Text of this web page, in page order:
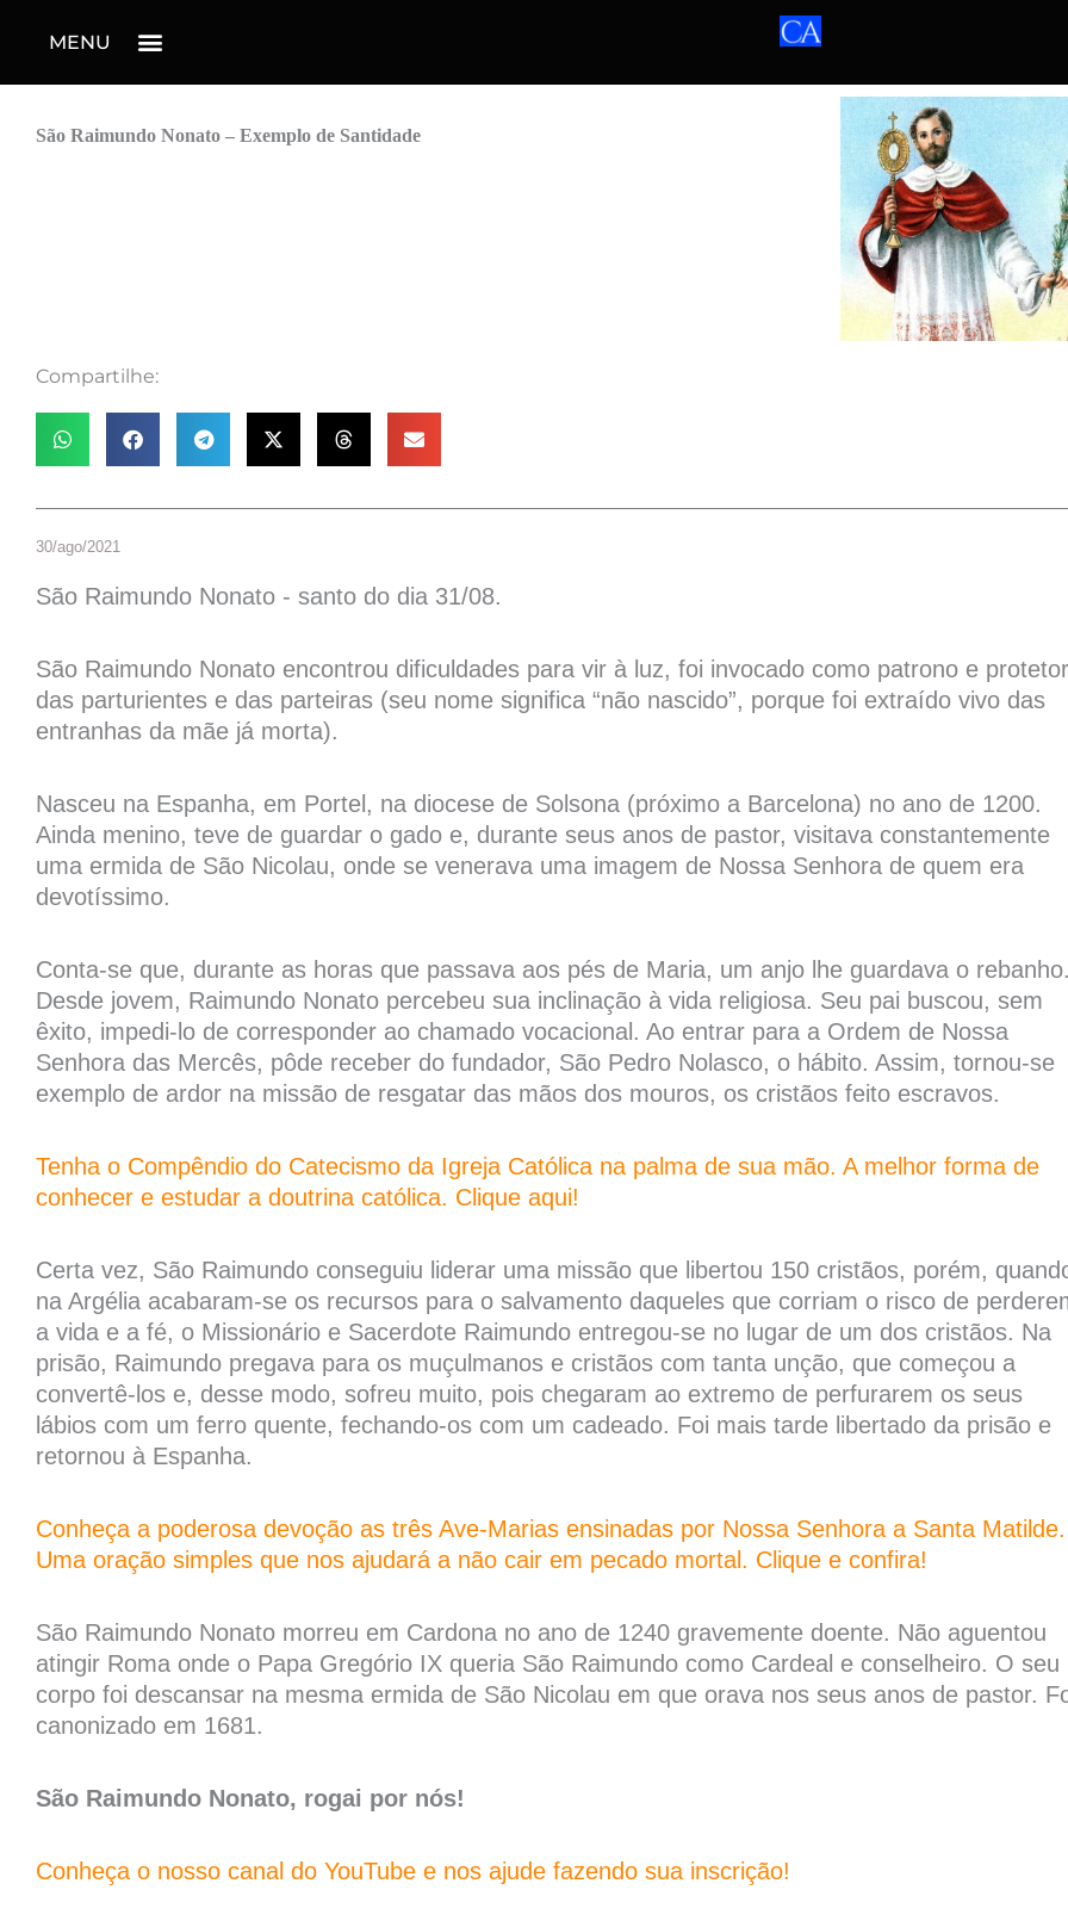
MENU
São Raimundo Nonato – Exemplo de Santidade
Compartilhe:
30/ago/2021
São Raimundo Nonato - santo do dia 31/08.
São Raimundo Nonato encontrou dificuldades para vir à luz, foi invocado como patrono e protetor
das parturientes e das parteiras (seu nome significa “não nascido”, porque foi extraído vivo das
entranhas da mãe já morta).
Nasceu na Espanha, em Portel, na diocese de Solsona (próximo a Barcelona) no ano de 1200.
Ainda menino, teve de guardar o gado e, durante seus anos de pastor, visitava constantemente
uma ermida de São Nicolau, onde se venerava uma imagem de Nossa Senhora de quem era
devotíssimo.
Conta-se que, durante as horas que passava aos pés de Maria, um anjo lhe guardava o
Desde jovem, Raimundo Nonato percebeu sua inclinação à vida religiosa. Seu pai buscou, sem
êxito, impedi-lo de corresponder ao chamado vocacional. Ao entrar para a Ordem de Nossa
Senhora das Mercês, pôde receber do fundador, São Pedro Nolasco, o hábito. Assim, tornou-se
exemplo de ardor na missão de resgatar das mãos dos mouros, os cristãos feito escravos.
Tenha o Compêndio do Catecismo da Igreja Católica na palma de sua mão. A melhor forma de
conhecer e estudar a doutrina católica. Clique aqui!
Certa vez, São Raimundo conseguiu liderar uma missão que libertou 150 cristãos, porém,
na Argélia acabaram-se os recursos para o salvamento daqueles que corriam o risco de
a vida e a fé, o Missionário e Sacerdote Raimundo entregou-se no lugar de um dos cristãos. Na
prisão, Raimundo pregava para os muçulmanos e cristãos com tanta unção, que começou a
convertê-los e, desse modo, sofreu muito, pois chegaram ao extremo de perfurarem os seus
lábios com um ferro quente, fechando-os com um cadeado. Foi mais tarde libertado da prisão e
retornou à Espanha.
Conheça a poderosa devoção as três Ave-Marias ensinadas por Nossa Senhora a Santa Matilde.
Uma oração simples que nos ajudará a não cair em pecado mortal. Clique e confira!
São Raimundo Nonato morreu em Cardona no ano de 1240 gravemente doente. Não aguentou
atingir Roma onde o Papa Gregório IX queria São Raimundo como Cardeal e conselheiro. O seu
corpo foi descansar na mesma ermida de São Nicolau em que orava nos seus anos de pastor.
canonizado em 1681.
São Raimundo Nonato, rogai por nós!
Conheça o nosso canal do YouTube e nos ajude fazendo sua inscrição!